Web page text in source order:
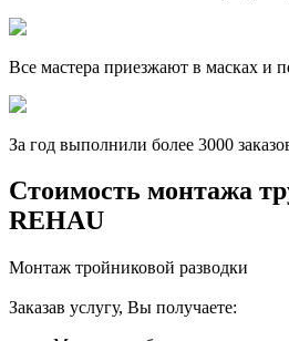
Все мастера приезжают в масках и
За год выполнили более 3000
Стоимость монтажа
REHAU
Монтаж тройниковой разводки
Заказав услугу, Вы получаете: